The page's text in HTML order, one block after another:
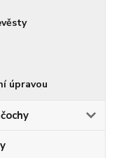
úpravou